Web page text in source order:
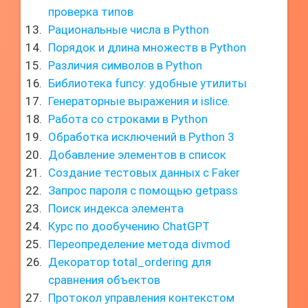
проверка типов
Рациональные числа в Python
Порядок и длина множеств в Python
Различия символов в Python
Библиотека funcy: удобные утилиты
Генераторные выражения и islice.
Работа со строками в Python
Обработка исключений в Python 3
Добавление элементов в список
Создание тестовых данных с Faker
Запрос пароля с помощью getpass
Поиск индекса элемента
Курс по дообучению ChatGPT
Переопределение метода divmod
Декоратор total_ordering для
сравнения объектов
Протокол управления контекстом